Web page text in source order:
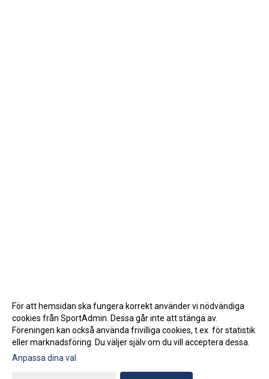
Gå till Webbversion
För att hemsidan ska fungera korrekt använder vi nödvändiga
cookies från SportAdmin. Dessa går inte att stänga av.
Föreningen kan också använda frivilliga cookies, t.ex. för statistik
eller marknadsföring. Du väljer själv om du vill acceptera dessa.
Anpassa dina val